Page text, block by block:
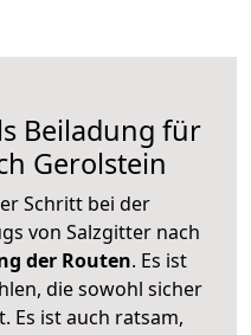
Beiladung für
Gerolstein
Schritt bei der
von Salzgitter nach
der Routen. Es ist
die sowohl sicher
Es ist auch ratsam,